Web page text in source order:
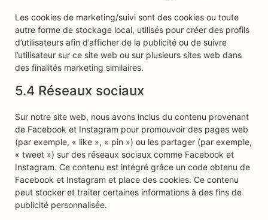
Les cookies de marketing/suivi sont des cookies ou toute
autre forme de stockage local, utilisés pour créer des profils
d’utilisateurs afin d’afficher de la publicité ou de suivre
l’utilisateur sur ce site web ou sur plusieurs sites web dans
des finalités marketing similaires.
5.4 Réseaux sociaux
Sur notre site web, nous avons inclus du contenu provenant
de Facebook et Instagram pour promouvoir des pages web
(par exemple, « like », « pin ») ou les partager (par exemple,
« tweet ») sur des réseaux sociaux comme Facebook et
Instagram. Ce contenu est intégré grâce un code obtenu de
Facebook et Instagram et place des cookies. Ce contenu
peut stocker et traiter certaines informations à des fins de
publicité personnalisée.